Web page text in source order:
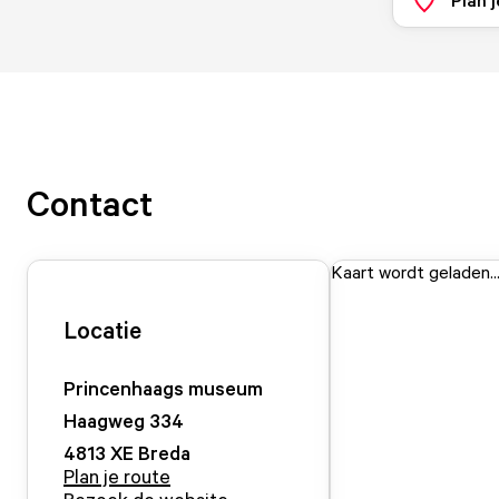
Contact
Locatie
Princenhaags museum
Haagweg 334
4813 XE Breda
Plan je route
Kaart wordt geladen...